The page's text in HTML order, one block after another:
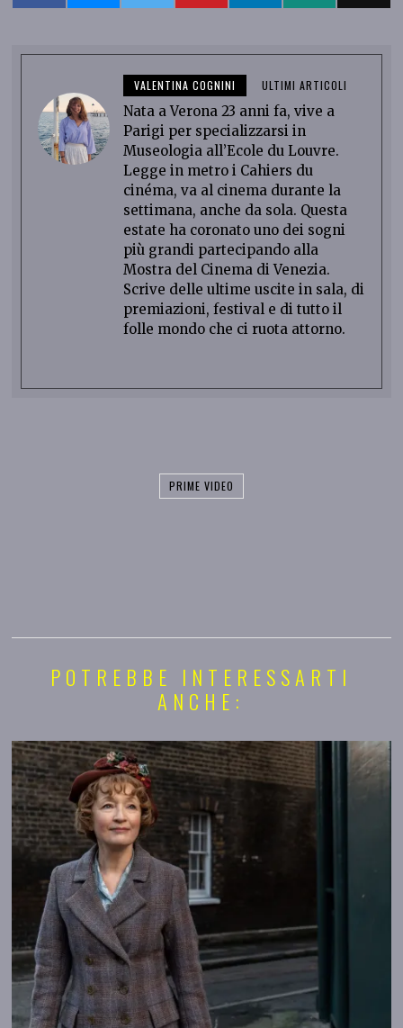
VALENTINA COGNINI ULTIMI ARTICOLI
Nata a Verona 23 anni fa, vive a
Parigi per specializzarsi in
Museologia all’Ecole du Louvre.
Legge in metro i Cahiers du
cinéma, va al cinema durante la
settimana, anche da sola. Questa
estate ha coronato uno dei sogni
più grandi partecipando alla
Mostra del Cinema di Venezia.
Scrive delle ultime uscite in sala, di
premiazioni, festival e di tutto il
folle mondo che ci ruota attorno.
PRIME VIDEO
POTREBBE INTERESSARTI
ANCHE: